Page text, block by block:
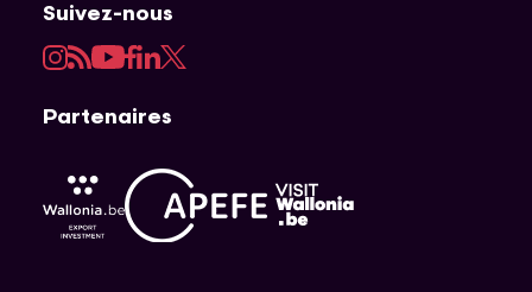
Suivez-nous
Instagram
RSSYouTube
Facebook
LinkedIn
Twitter
Partenaires
AWEX
Visit Wallonia